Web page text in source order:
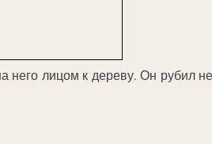
него лицом к дереву. Он рубил